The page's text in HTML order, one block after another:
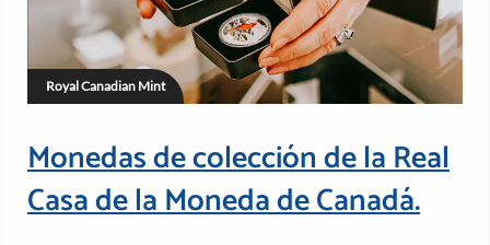
Royal Canadian Mint
Monedas de colección de la Real
Casa de la Moneda de Canadá.